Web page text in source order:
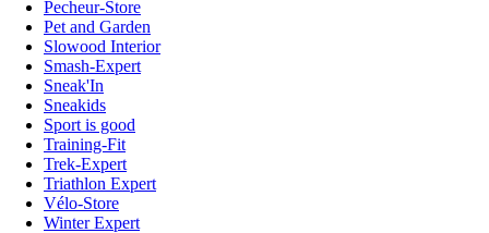
Pecheur-Store
Pet and Garden
Slowood Interior
Smash-Expert
Sneak'In
Sneakids
Sport is good
Training-Fit
Trek-Expert
Triathlon Expert
Vélo-Store
Winter Expert